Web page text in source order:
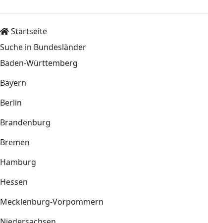
Startseite
Suche in Bundesländer
Baden-Württemberg
Bayern
Berlin
Brandenburg
Bremen
Hamburg
Hessen
Mecklenburg-Vorpommern